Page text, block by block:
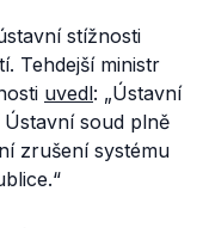
stížnosti
Tehdejší ministr
uvedl: „Ústavní
soud plně
zrušení systému